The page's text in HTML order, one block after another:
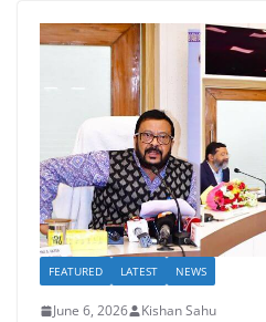
FEATURED LATEST NEWS
June 6, 2026 Kishan Sahu